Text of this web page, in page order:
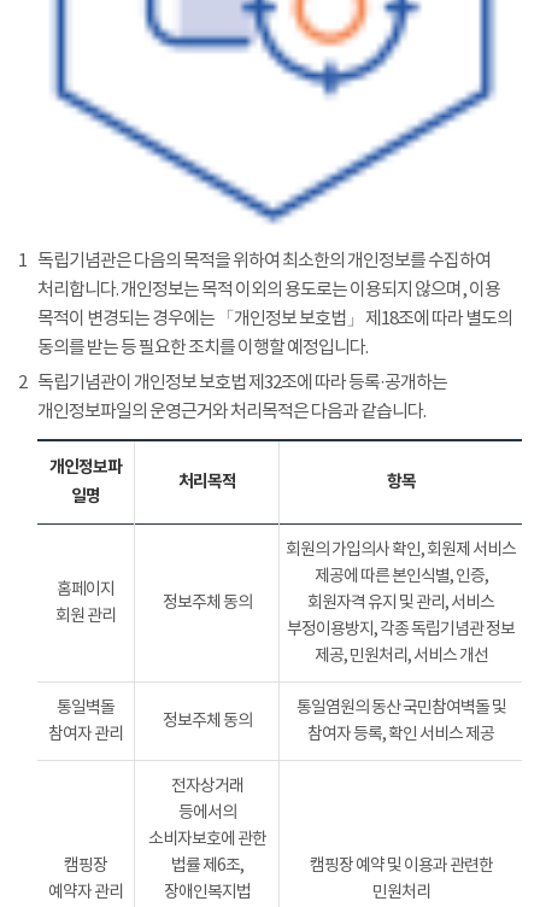
1 독립기념관은 다음의 목적을 위하여 최소한의 개인정보를 수집하여
처리합니다. 개인정보는 목적 이외의 용도로는 이용되지 않으며, 이용
목적이 변경되는 경우에는 「개인정보 보호법」 제18조에 따라 별도의
동의를 받는 등 필요한 조치를 이행할 예정입니다.
2 독립기념관이 개인정보 보호법 제32조에 따라 등록·공개하는
개인정보파일의 운영근거와 처리목적은 다음과 같습니다.
개인정보파
일명
처리목적 항목
홈페이지
회원 관리
정보주체 동의
회원의 가입의사 확인, 회원제 서비스
제공에 따른 본인식별, 인증,
회원자격 유지 및 관리, 서비스
부정이용방지, 각종 독립기념관 정보
제공, 민원처리, 서비스 개선
통일벽돌
참여자 관리
정보주체 동의
통일염원의 동산 국민참여벽돌 및
참여자 등록, 확인 서비스 제공
캠핑장
예약자 관리
전자상거래
등에서의
소비자보호에 관한
법률 제6조,
장애인복지법
캠핑장 예약 및 이용과 관련한
민원처리